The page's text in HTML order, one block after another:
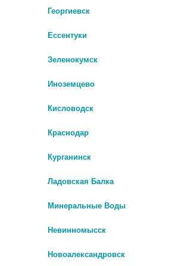
С ЭЛИКСИ ЛОСЬОН Д/УХОДА ЗА
Георгиевск
Ессентуки
Зеленокумск
Иноземцево
Кисловодск
Краснодар
Курганинск
Ладовская Балка
Минеральные Воды
Невинномысск
Новоалександровск